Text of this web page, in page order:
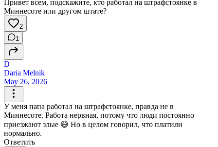
Привет всем, подскажите, кто работал на штрафстоянке в
Миннесоте или другом штате?
2
1
D
Daria Melnik
May 26, 2026
У меня папа работал на штрафстоянке, правда не в
Миннесоте. Работа нервная, потому что люди постоянно
приезжают злые 😅 Но в целом говорил, что платили
нормально.
Ответить